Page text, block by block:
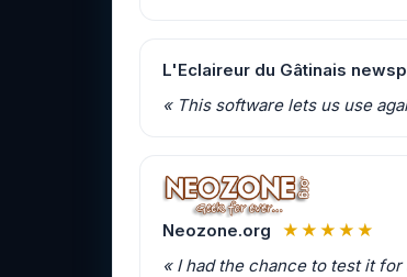
L'Eclaireur du Gâtinais
« This software lets us use
Neozone.org
★★★★★
« I had the chance to test it